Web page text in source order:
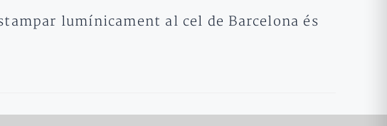
lumínicament al cel de Barcelona és